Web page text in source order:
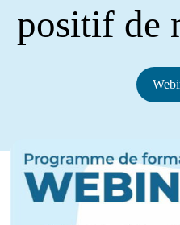
positif de